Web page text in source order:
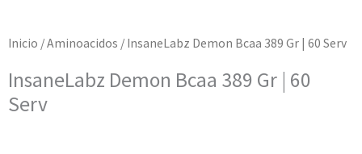
Inicio /Aminoacidos / InsaneLabz Demon Bcaa 389 Gr | 60 Serv
InsaneLabz Demon Bcaa 389 Gr | 60
Serv